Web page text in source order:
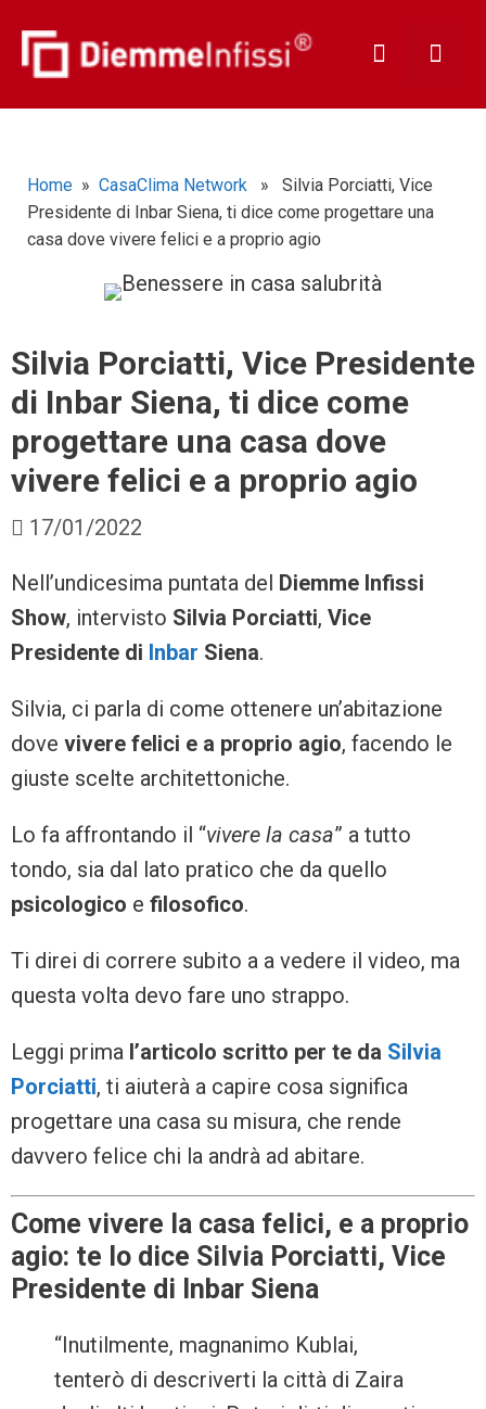
Home » CasaClima Network » Silvia Porciatti, Vice
Presidente di Inbar Siena, ti dice come progettare una
casa dove vivere felici e a proprio agio
Silvia Porciatti, Vice Presidente
di Inbar Siena, ti dice come
progettare una casa dove
vivere felici e a proprio agio
17/01/2022
Nell’undicesima puntata del Diemme Infissi
Show, intervisto Silvia Porciatti, Vice
Presidente di Inbar Siena.
Silvia, ci parla di come ottenere un’abitazione
dove vivere felici e a proprio agio, facendo le
giuste scelte architettoniche.
Lo fa affrontando il “vivere la casa” a tutto
tondo, sia dal lato pratico che da quello
psicologico e filosofico.
Ti direi di correre subito a a vedere il video, ma
questa volta devo fare uno strappo.
Leggi prima l’articolo scritto per te da Silvia
Porciatti, ti aiuterà a capire cosa significa
progettare una casa su misura, che rende
davvero felice chi la andrà ad abitare.
Come vivere la casa felici, e a proprio
agio: te lo dice Silvia Porciatti, Vice
Presidente di Inbar Siena
“Inutilmente, magnanimo Kublai,
tenterò di descriverti la città di Zaira